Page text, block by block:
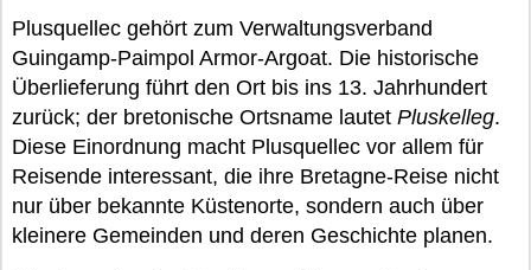
Plusquellec gehört zum Verwaltungsverband
Guingamp-Paimpol Armor-Argoat. Die historische
Überlieferung führt den Ort bis ins 13. Jahrhundert
zurück; der bretonische Ortsname lautet Pluskelleg.
Diese Einordnung macht Plusquellec vor allem für
Reisende interessant, die ihre Bretagne-Reise nicht
nur über bekannte Küstenorte, sondern auch über
kleinere Gemeinden und deren Geschichte planen.